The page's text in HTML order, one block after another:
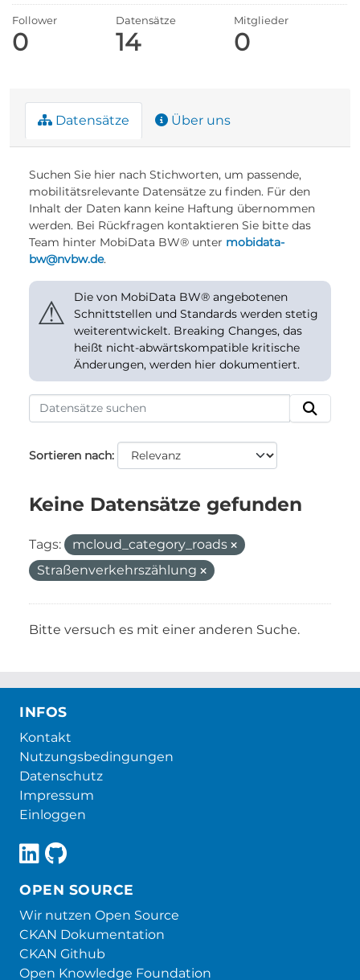
Follower
0
Datensätze
14
Mitglieder
0
Datensätze Über uns
Suchen Sie hier nach Stichworten, um passende,
mobilitätsrelevante Datensätze zu finden. Für den
Inhalt der Daten kann keine Haftung übernommen
werden. Bei Rückfragen kontaktieren Sie bitte das
Team hinter MobiData BW® unter mobidata-
bw@nvbw.de.
⚠
Die von MobiData BW® angebotenen
Schnittstellen und Standards werden stetig
weiterentwickelt. Breaking Changes, das
heißt nicht-abwärtskompatible kritische
Änderungen, werden hier dokumentiert.
Sortieren nach
Keine Datensätze gefunden
Tags:
mcloud_category_roads
Straßenverkehrszählung
Bitte versuch es mit einer anderen Suche.
INFOS
Kontakt
Nutzungsbedingungen
Datenschutz
Impressum
Einloggen
OPEN SOURCE
Wir nutzen Open Source
CKAN Dokumentation
CKAN Github
Open Knowledge Foundation